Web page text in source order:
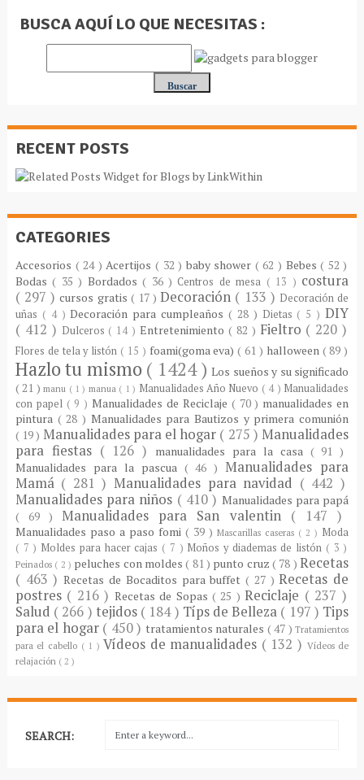
BUSCA AQUÍ LO QUE NECESITAS :
RECENT POSTS
CATEGORIES
Accesorios ( 24 ) Acertijos ( 32 ) baby shower ( 62 ) Bebes( 52 )
Bodas( 35 ) Bordados( 36 ) Centros de mesa ( 13 ) costura
( 297 )cursos gratis ( 17 )Decoración ( 133 ) Decoración de
uñas ( 4 )Decoración para cumpleaños( 28 ) Dietas ( 5 )DIY
( 412 ) Dulceros ( 14 )Entretenimiento ( 82 ) Fieltro ( 220 )
Flores de tela y listón ( 15 ) foami(goma eva)( 61 ) halloween ( 89 )
Hazlo tu mismo ( 1424 )Los sueños y su significado
( 21 )manu ( 1 ) manua ( 1 ) Manualidades Año Nuevo ( 4 ) Manualidades
con papel ( 9 )Manualidades de Reciclaje ( 70 ) manualidades en
pintura ( 28 ) Manualidades para Bautizos y primera comunión
( 19 ) Manualidades para el hogar ( 275 )Manualidades
para fiestas ( 126 ) manualidades para la casa ( 91 )
Manualidades para la pascua ( 46 ) Manualidades para
Mamá ( 281 ) Manualidades para navidad ( 442 )
Manualidades para niños ( 410 ) Manualidades para papá
( 69 ) Manualidades para San valentin ( 147 )
Manualidades paso a paso fomi ( 39 )Mascarillas caseras ( 2 ) Moda
( 7 ) Moldes para hacer cajas ( 7 ) Moños y diademas de listón ( 3 )
Peinados ( 2 ) peluches con moldes( 81 ) punto cruz( 78 )Recetas
( 463 )Recetas de Bocaditos para buffet( 27 )Recetas de
postres ( 216 ) Recetas de Sopas( 25 )Reciclaje ( 237 )
Salud ( 266 ) tejidos ( 184 ) Típs de Belleza ( 197 ) Tips
para el hogar ( 450 ) tratamientos naturales ( 47 )Tratamientos
para el cabello ( 1 ) Vídeos de manualidades ( 132 ) Vídeos de
relajación ( 2 )
SEARCH: